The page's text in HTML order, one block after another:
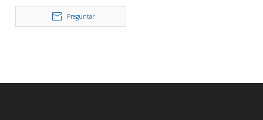
LPW1810
Preguntar